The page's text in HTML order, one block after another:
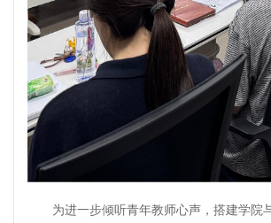
为进一步倾听青年教师心声，搭建学院